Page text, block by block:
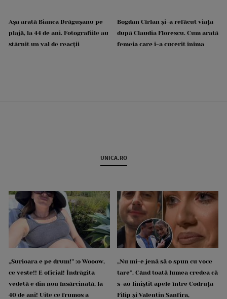
Așa arată Bianca Drăgușanu pe
plajă, la 44 de ani. Fotografiile au
stârnit un val de reacții
Bogdan Cîrlan și-a refăcut viața
după Claudia Florescu. Cum arată
femeia care i-a cucerit inima
UNICA.RO
„Surioara e pe drum!” :o Wooow,
ce veste!! E oficial! Îndrăgita
vedetă e din nou însărcinată, la
40 de ani! Uite ce frumos a
„Nu mi-e jenă să o spun cu voce
tare”. Când toată lumea credea că
s-au liniștit apele între Codruța
Filip și Valentin Sanfira,